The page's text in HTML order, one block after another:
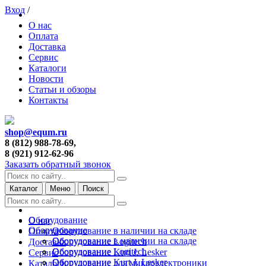
О нас
Оплата
Доставка
Сервис
Каталоги
Новости
Статьи и обзоры
Контакты
Вход /
shop@equm.ru
8 (812) 988-78-69,
8 (921) 912-62-96
Заказать обратный звонок
Каталог Меню Поиск
О нас
Оплата
Доставка
Сервис
Каталоги
Оборудование
Оборудование в наличии на складе
Оборудование Logitech
Оборудование Kurt J. Lesker
Оборудование для микроэлектроники
Оборудование
Оборудование в наличии на складе
Оборудование Logitech
Оборудование Kurt J. Lesker